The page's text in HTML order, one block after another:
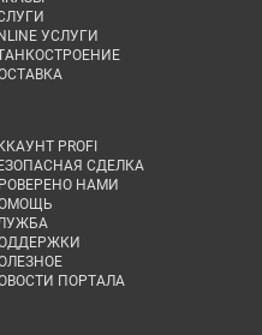
УСЛУГИ
PROFI
СДЕЛКА
НАМИ
ПОРТАЛА